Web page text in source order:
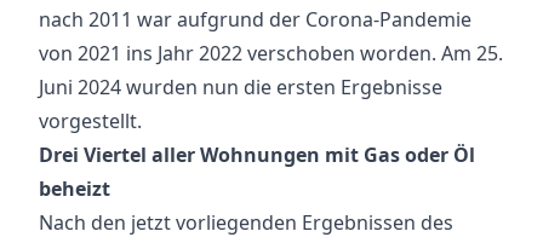
nach 2011 war aufgrund der Corona-Pandemie
von 2021 ins Jahr 2022 verschoben worden. Am 25.
Juni 2024 wurden nun die ersten Ergebnisse
vorgestellt.
Drei Viertel aller Wohnungen mit Gas oder Öl
beheizt
Nach den jetzt vorliegenden Ergebnissen des